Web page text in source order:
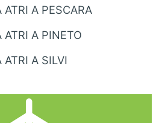
ATRI A PESCARA
ATRI A PINETO
ATRI A SILVI